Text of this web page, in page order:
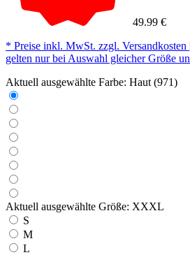
49.99 €
* Preise inkl. MwSt. zzgl. Versandkosten
gelten nur bei Auswahl gleicher Größe
Aktuell ausgewählte Farbe: Haut (971)
Aktuell ausgewählte Größe: XXXL
S
M
L